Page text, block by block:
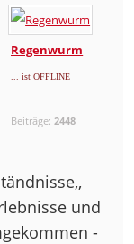
Regenwurm
... ist OFFLINE
Beiträge: 2448
und
-